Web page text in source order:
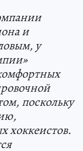
и
у
поскольку
хоккеистов.